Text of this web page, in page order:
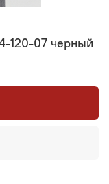
120-07 черный